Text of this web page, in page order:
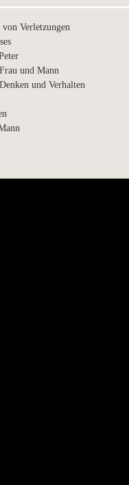
Verletzungen
und Mann
und Verhalten